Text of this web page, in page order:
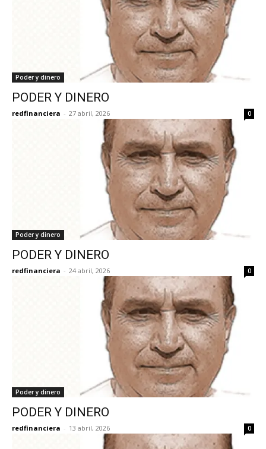
Poder y dinero
PODER Y DINERO
redfinanciera - 27 abril, 2026 0
Poder y dinero
PODER Y DINERO
redfinanciera - 24 abril, 2026 0
Poder y dinero
PODER Y DINERO
redfinanciera - 13 abril, 2026 0